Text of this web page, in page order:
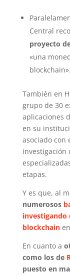
Central
proyecto
«una
blockchain».
También en
grupo de 30
aplicaciones
en su
asociado con
investigación
etapas.
Y es que, al
numerosos
investigando
blockchain
En cuanto a
como los de
puesto en